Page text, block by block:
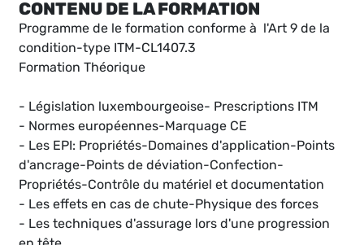
CONTENU DE LA FORMATION
Programme de le formation conforme à l'Art 9 de la
condition-type ITM-CL1407.3
Formation Théorique
- Législation luxembourgeoise- Prescriptions ITM
- Normes européennes-Marquage CE
- Les EPI: Propriétés-Domaines d'application-Points
d'ancrage-Points de déviation-Confection-
Propriétés-Contrôle du matériel et documentation
- Les effets en cas de chute-Physique des forces
- Les techniques d'assurage lors d'une progression